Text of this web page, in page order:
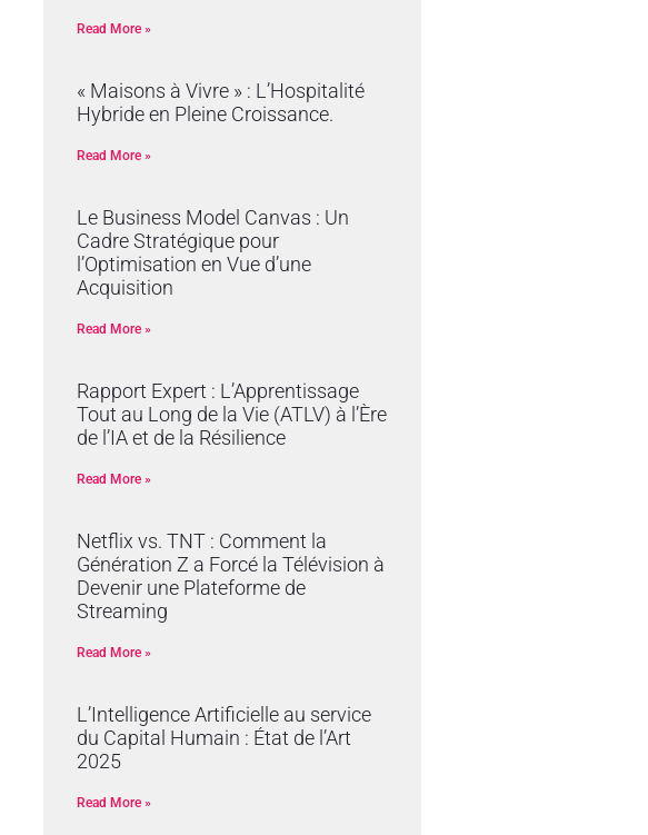
Read More »
« Maisons à Vivre » : L’Hospitalité
Hybride en Pleine Croissance.
Read More »
Le Business Model Canvas : Un
Cadre Stratégique pour
l’Optimisation en Vue d’une
Acquisition
Read More »
Rapport Expert : L’Apprentissage
Tout au Long de la Vie (ATLV) à l’Ère
de l’IA et de la Résilience
Read More »
Netflix vs. TNT : Comment la
Génération Z a Forcé la Télévision à
Devenir une Plateforme de
Streaming
Read More »
L’Intelligence Artificielle au service
du Capital Humain : État de l’Art
2025
Read More »